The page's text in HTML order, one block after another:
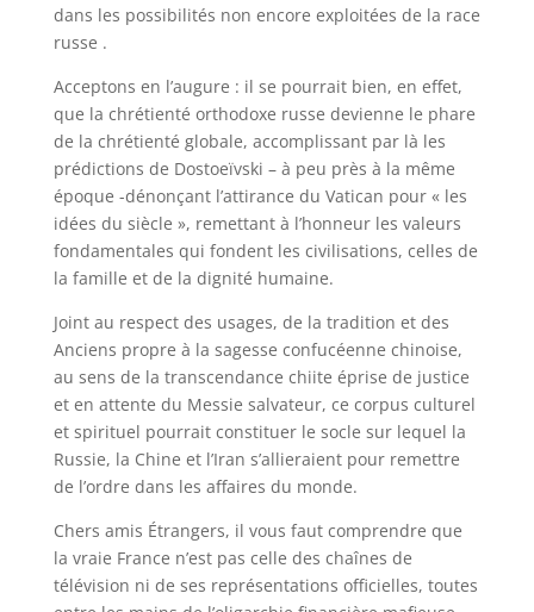
dans les possibilités non encore exploitées de la race
russe .
Acceptons en l’augure : il se pourrait bien, en effet,
que la chrétienté orthodoxe russe devienne le phare
de la chrétienté globale, accomplissant par là les
prédictions de Dostoeïvski – à peu près à la même
époque -dénonçant l’attirance du Vatican pour « les
idées du siècle », remettant à l’honneur les valeurs
fondamentales qui fondent les civilisations, celles de
la famille et de la dignité humaine.
Joint au respect des usages, de la tradition et des
Anciens propre à la sagesse confucéenne chinoise,
au sens de la transcendance chiite éprise de justice
et en attente du Messie salvateur, ce corpus culturel
et spirituel pourrait constituer le socle sur lequel la
Russie, la Chine et l’Iran s’allieraient pour remettre
de l’ordre dans les affaires du monde.
Chers amis Étrangers, il vous faut comprendre que
la vraie France n’est pas celle des chaînes de
télévision ni de ses représentations officielles, toutes